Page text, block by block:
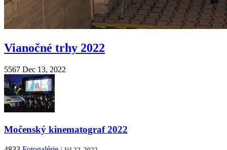
Vianočné trhy 2022
5567 Dec 13, 2022
Močenský kinematograf 2022